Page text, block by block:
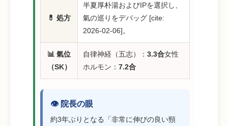
💊 処方
半夏厚朴湯およびIPを選択し、
氣の巡りをデバッグ [cite:
2026-02-06]。
📊 氣位
（SK）
自律神経（五志）： 3.3合女性
ホルモン： 7.2合
👁️ 院長の眼
約3年ぶりとなる「非常に伸びの良い頸